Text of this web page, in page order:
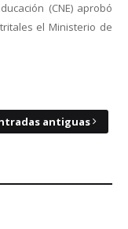
(CNE) aprobó
el Ministerio de
antiguas